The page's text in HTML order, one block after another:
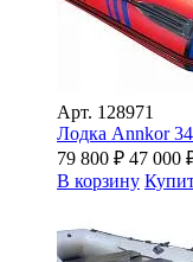
Арт. 128971
Лодка Annkor
79 800 ₽ 47 000
В корзину